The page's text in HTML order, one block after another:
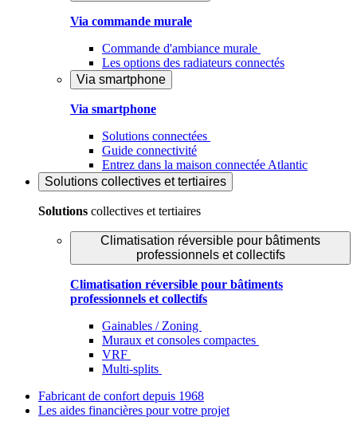
Via commande murale
Commande d'ambiance murale
Les options des radiateurs connectés
Via smartphone
Via smartphone
Solutions connectées
Guide connectivité
Entrez dans la maison connectée Atlantic
Solutions collectives et tertiaires
Solutions collectives et tertiaires
Climatisation réversible pour bâtiments
professionnels et collectifs
Climatisation réversible pour bâtiments
professionnels et collectifs
Gainables / Zoning
Muraux et consoles compactes
VRF
Multi-splits
Fabricant de confort depuis 1968
Les aides financières pour votre projet